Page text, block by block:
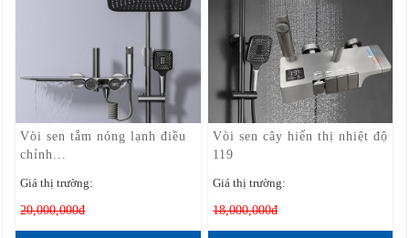
Vòi sen tắm nóng lạnh điều
chỉnh...
Giá thị trường:
20,000,000đ
Vòi sen cây hiển thị nhiệt độ
119
Giá thị trường:
18,000,000đ